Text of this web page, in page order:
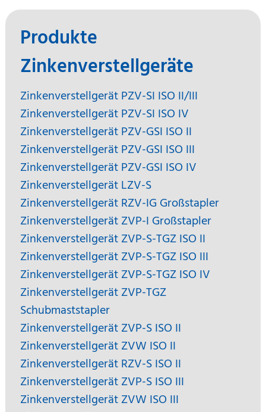
Produkte
Zinkenverstellgeräte
Zinkenverstellgerät PZV-SI ISO II/III
Zinkenverstellgerät PZV-SI ISO IV
Zinkenverstellgerät PZV-GSI ISO II
Zinkenverstellgerät PZV-GSI ISO III
Zinkenverstellgerät PZV-GSI ISO IV
Zinkenverstellgerät LZV-S
Zinkenverstellgerät RZV-IG Großstapler
Zinkenverstellgerät ZVP-I Großstapler
Zinkenverstellgerät ZVP-S-TGZ ISO II
Zinkenverstellgerät ZVP-S-TGZ ISO III
Zinkenverstellgerät ZVP-S-TGZ ISO IV
Zinkenverstellgerät ZVP-TGZ
Schubmaststapler
Zinkenverstellgerät ZVP-S ISO II
Zinkenverstellgerät ZVW ISO II
Zinkenverstellgerät RZV-S ISO II
Zinkenverstellgerät ZVP-S ISO III
Zinkenverstellgerät ZVW ISO III